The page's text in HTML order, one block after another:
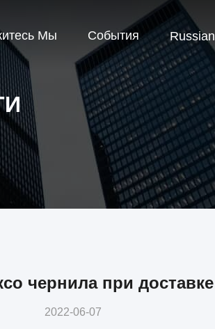
Мы События Russian
чернила при доставке
2022-06-07